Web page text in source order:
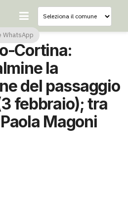
Cortina:
la
del passaggio
febbraio); tra
Magoni
WhatsApp